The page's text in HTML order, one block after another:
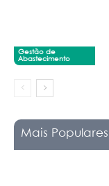
Gestão de
Abastecimento
Mais Populares